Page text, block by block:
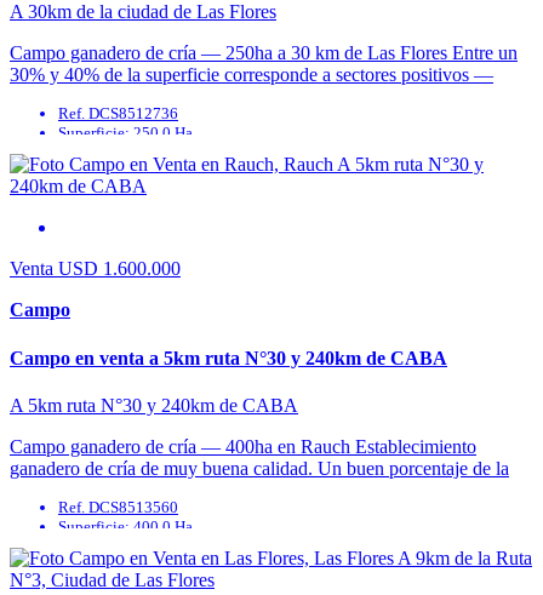
A 30km de la ciudad de Las Flores
Campo ganadero de cría — 250ha a 30 km de Las Flores Entre un
30% y 40% de la superficie corresponde a sectores positivos —
Ref. DCS8512736
Superficie: 250.0 Ha
Agua Potable: No
Cable: No
Venta USD 1.600.000
Campo
Campo en venta a 5km ruta N°30 y 240km de CABA
A 5km ruta N°30 y 240km de CABA
Campo ganadero de cría — 400ha en Rauch Establecimiento
ganadero de cría de muy buena calidad. Un buen porcentaje de la
Ref. DCS8513560
Superficie: 400.0 Ha
Agua Potable: No
Cable: No